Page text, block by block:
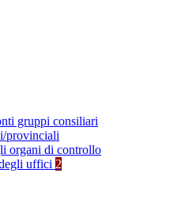
gruppi consiliari
provinciali
organi di controllo
uffici 2